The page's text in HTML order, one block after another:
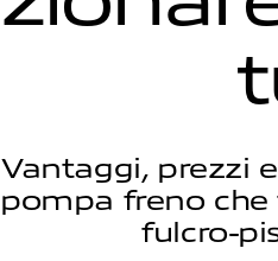
t
Vantaggi, prezzi
pompa freno
fulcro-